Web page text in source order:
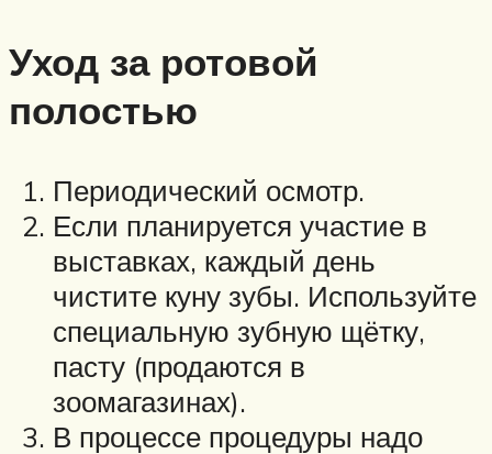
Уход за ротовой
полостью
Периодический осмотр.
Если планируется участие в
выставках, каждый день
чистите куну зубы. Используйте
специальную зубную щётку,
пасту (продаются в
зоомагазинах).
В процессе процедуры надо